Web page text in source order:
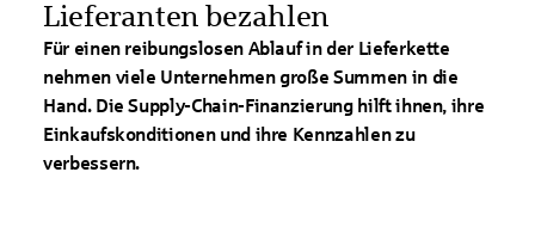
Lieferanten bezahlen
Für einen reibungslosen Ablauf in der Lieferkette
nehmen viele Unternehmen große Summen in die
Hand. Die Supply-Chain-Finanzierung hilft ihnen, ihre
Einkaufskonditionen und ihre Kennzahlen zu
verbessern.